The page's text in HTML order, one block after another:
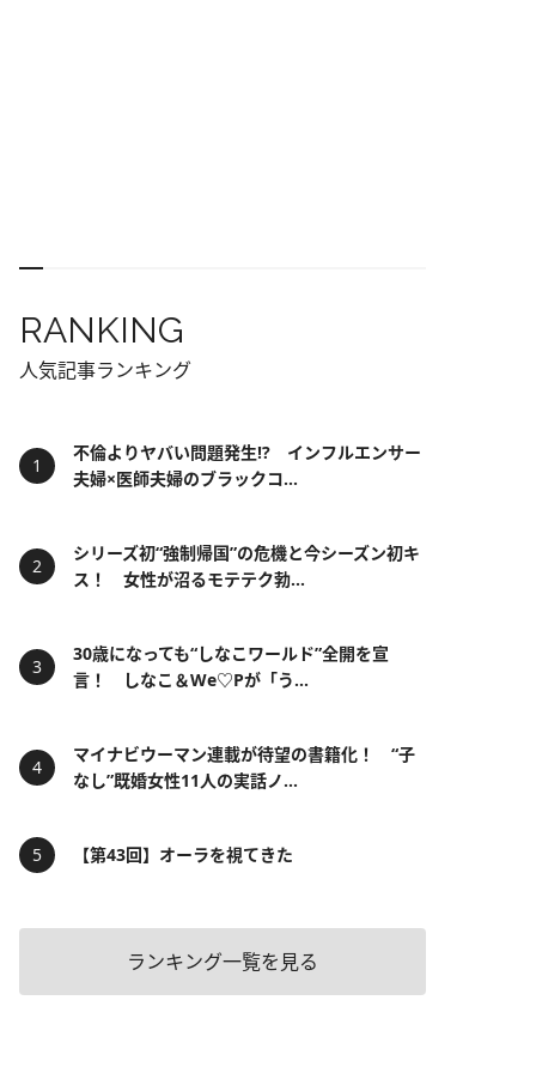
RANKING
人気記事ランキング
不倫よりヤバい問題発生!? インフルエンサー
夫婦×医師夫婦のブラックコ...
シリーズ初“強制帰国”の危機と今シーズン初キ
ス！ 女性が沼るモテテク勃...
30歳になっても“しなこワールド”全開を宣
言！ しなこ＆We♡Pが「う...
マイナビウーマン連載が待望の書籍化！ “子
なし”既婚女性11人の実話ノ...
【第43回】オーラを視てきた
ランキング一覧を見る